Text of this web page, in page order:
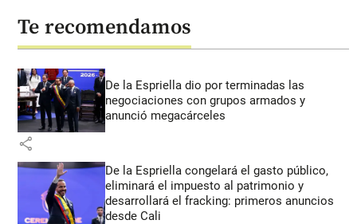
Te recomendamos
De la Espriella dio por terminadas las
negociaciones con grupos armados y
anunció megacárceles
share
De la Espriella congelará el gasto público,
eliminará el impuesto al patrimonio y
desarrollará el fracking: primeros anuncios
desde Cali